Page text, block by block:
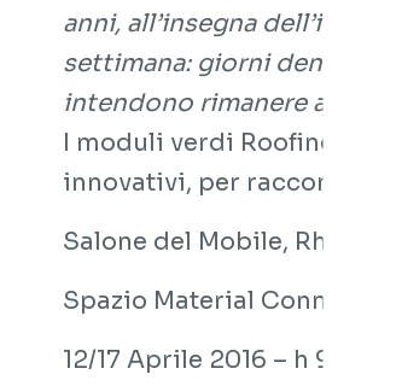
anni, all’insegna
settimana: giorni densi di
intendono rimanere
I moduli verdi
innovativi, per raccontare
Salone del Mobile, Rho-
Spazio Material
12/17 Aprile 2016 – h 9,30-